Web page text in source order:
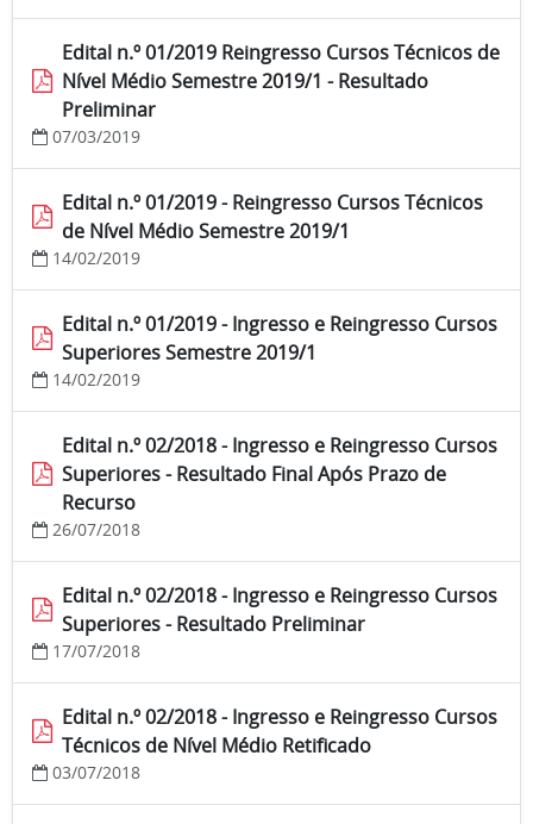
Edital n.º 01/2019 Reingresso Cursos Técnicos de
Nível Médio Semestre 2019/1 - Resultado
Preliminar
07/03/2019
Edital n.º 01/2019 - Reingresso Cursos Técnicos
de Nível Médio Semestre 2019/1
14/02/2019
Edital n.º 01/2019 - Ingresso e Reingresso Cursos
Superiores Semestre 2019/1
14/02/2019
Edital n.º 02/2018 - Ingresso e Reingresso Cursos
Superiores - Resultado Final Após Prazo de
Recurso
26/07/2018
Edital n.º 02/2018 - Ingresso e Reingresso Cursos
Superiores - Resultado Preliminar
17/07/2018
Edital n.º 02/2018 - Ingresso e Reingresso Cursos
Técnicos de Nível Médio Retificado
03/07/2018